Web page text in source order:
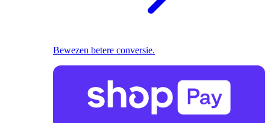
Bewezen betere conversie.